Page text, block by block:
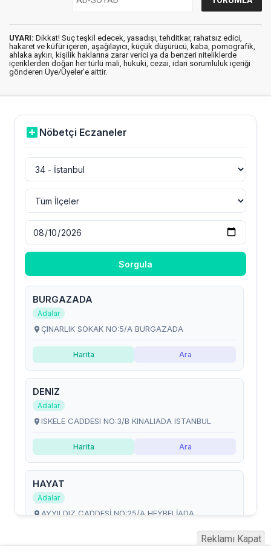
UYARI: Dikkat! Suç teşkil edecek, yasadışı, tehditkar, rahatsız edici,
hakaret ve küfür içeren, aşağılayıcı, küçük düşürücü, kaba, pornografik,
ahlaka aykırı, kişilik haklarına zarar verici ya da benzeri niteliklerde
içeriklerden doğan her türlü mali, hukuki, cezai, idari sorumluluk içeriği
gönderen Üye/Üyeler’e aittir.
Reklamı Kapat